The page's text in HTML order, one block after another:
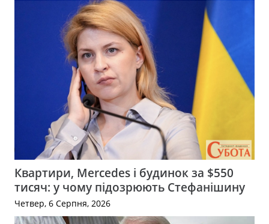
Квартири, Mercedes і будинок за $550
тисяч: у чому підозрюють Стефанішину
Четвер, 6 Серпня, 2026